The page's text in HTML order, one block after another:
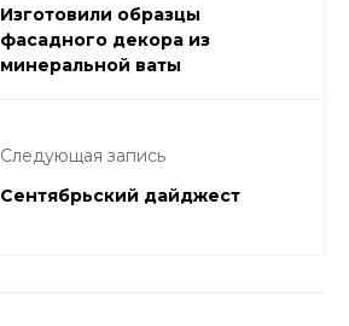
Изготовили образцы
фасадного декора из
минеральной ваты
Следующая запись
Сентябрьский дайджест